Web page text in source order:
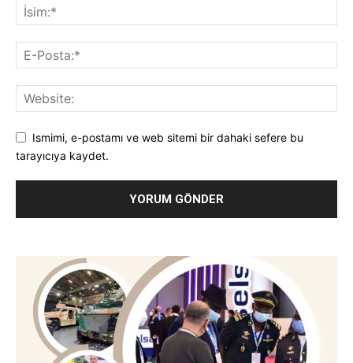
Ismimi, e-postamı ve web sitemi bir dahaki sefere bu
tarayıcıya kaydet.